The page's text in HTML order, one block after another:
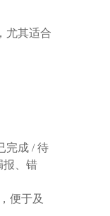
尤其适合
完成 / 待
报、错
便于及